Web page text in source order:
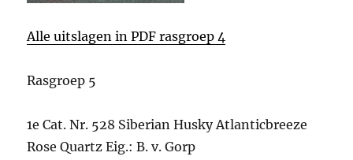
Alle uitslagen in PDF rasgroep 4
Rasgroep 5
1e Cat. Nr. 528 Siberian Husky Atlanticbreeze
Rose Quartz Eig.: B. v. Gorp